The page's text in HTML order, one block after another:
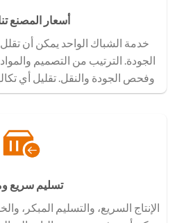
أسعار المصنع
خدمة الشباك الواحد يمكن أن
الجودة. الترتيب من التصميم
وفحص الجودة والنقل. تقليل أي
تسليم سريع
الإنتاج السريع، والتسليم المبكر،